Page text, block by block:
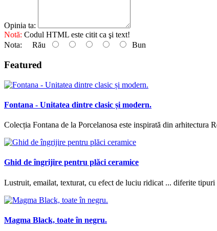
Opinia ta:
Notă: Codul HTML este citit ca şi text!
Nota: Rău Bun
Featured
Fontana - Unitatea dintre clasic și modern.
Colecția Fontana de la Porcelanosa este inspirată din arhitectura
Ghid de îngrijire pentru plăci ceramice
Lustruit, emailat, texturat, cu efect de luciu ridicat ... diferite tipuri
Magma Black, toate în negru.